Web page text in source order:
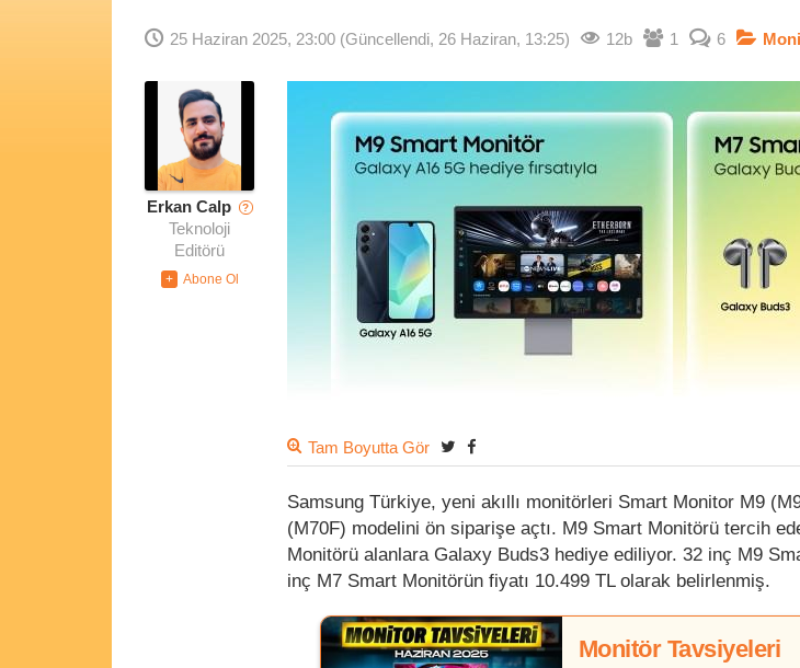
25 Haziran 2025, 23:00 (Güncellendi, 26 Haziran, 13:25) 12b 1 6
Erkan Calp ?
Teknoloji
Editörü
Tam Boyutta Gör
Samsung Türkiye, yeni akıllı monitörleri Smart Monitor M9
(M70F) modelini ön siparişe açtı. M9 Smart Monitörü tercih
Monitörü alanlara Galaxy Buds3 hediye ediliyor. 32 inç M9
inç M7 Smart Monitörün fiyatı 10.499 TL olarak belirlenmiş.
Monitör Tavsiyeleri